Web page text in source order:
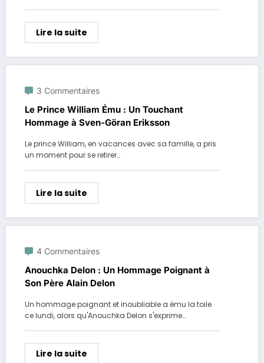
Lire la suite
3 Commentaires
Le Prince William Ému : Un Touchant
Hommage à Sven-Göran Eriksson
Le prince William, en vacances avec sa famille, a pris
un moment pour se retirer…
Lire la suite
4 Commentaires
Anouchka Delon : Un Hommage Poignant à
Son Père Alain Delon
Un hommage poignant et inoubliable a ému la toile
ce lundi, alors qu'Anouchka Delon s'exprime…
Lire la suite